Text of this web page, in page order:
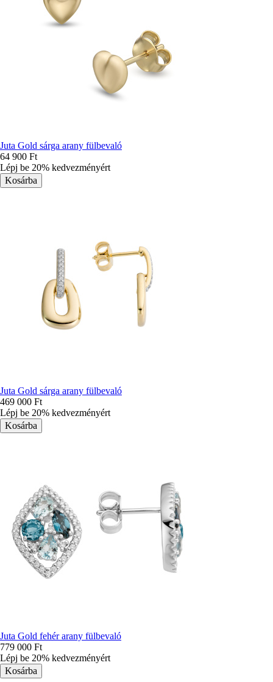
Juta Gold sárga arany fülbevaló
64 900 Ft
Lépj be 20% kedvezményért
Juta Gold sárga arany fülbevaló
469 000 Ft
Lépj be 20% kedvezményért
Juta Gold fehér arany fülbevaló
779 000 Ft
Lépj be 20% kedvezményért